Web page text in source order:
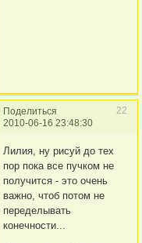
Поделиться
22
2010-06-16 23:48:30
Лилия, ну рисуй до тех
пор пока все пучком не
получится - это очень
важно, чтоб потом не
переделывать
конечности...